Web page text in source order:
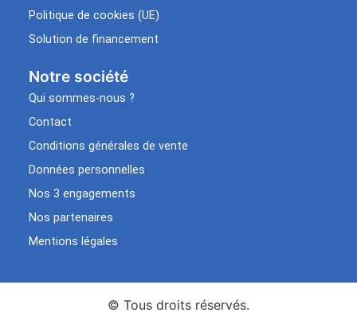
Politique de cookies (UE)
Solution de financement
Notre société
Qui sommes-nous ?
Contact
Conditions générales de vente
Données personnelles
Nos 3 engagements
Nos partenaires
Mentions légales
© Tous droits réservés.